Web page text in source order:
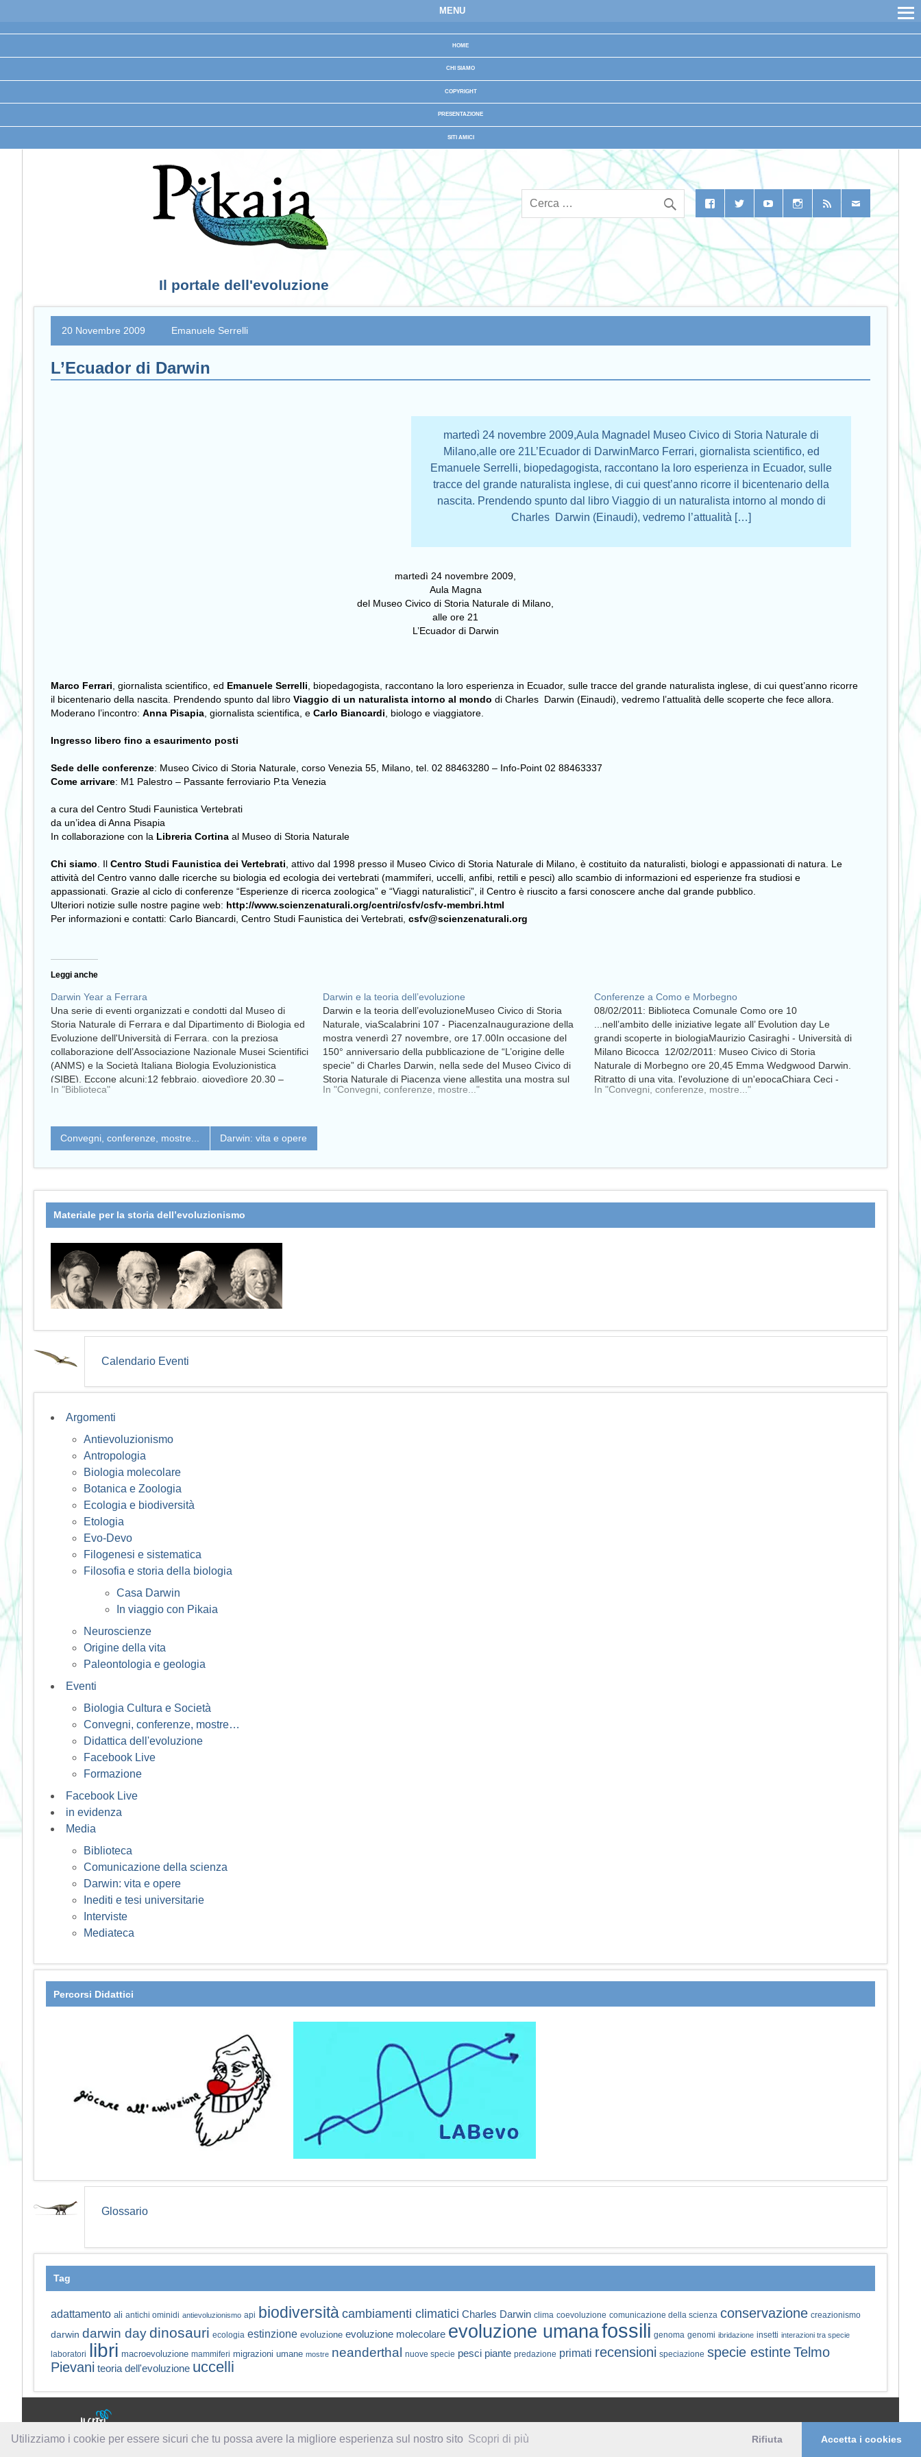
Utilizziamo i cookie per essere sicuri che tu possa avere la migliore esperienza sul nostro sito Scopri di più Rifiuta Accetta i cookies
MENU
HOME
CHI SIAMO
COPYRIGHT
PRESENTAZIONE
SITI AMICI
Il portale dell'evoluzione
20 Novembre 2009 Emanuele Serrelli
L’Ecuador di Darwin
martedì 24 novembre 2009,Aula Magnadel Museo Civico di Storia Naturale di
Milano,alle ore 21L’Ecuador di DarwinMarco Ferrari, giornalista scientifico, ed
Emanuele Serrelli, biopedagogista, raccontano la loro esperienza in Ecuador, sulle
tracce del grande naturalista inglese, di cui quest’anno ricorre il bicentenario della
nascita. Prendendo spunto dal libro Viaggio di un naturalista intorno al mondo di
Charles Darwin (Einaudi), vedremo l’attualità […]
martedì 24 novembre 2009,
Aula Magna
del Museo Civico di Storia Naturale di Milano,
alle ore 21
L’Ecuador di Darwin
Marco Ferrari , giornalista scientifico, ed Emanuele Serrelli , biopedagogista, raccontano la loro esperienza in Ecuador, sulle tracce del grande naturalista inglese, di cui quest’anno ricorre
il bicentenario della nascita. Prendendo spunto dal libro Viaggio di un naturalista intorno al mondo di Charles Darwin (Einaudi), vedremo l’attualità delle scoperte che fece allora.
Moderano l’incontro: Anna Pisapia , giornalista scientifica, e Carlo Biancardi , biologo e viaggiatore.
Ingresso libero fino a esaurimento posti
Sede delle conferenze: Museo Civico di Storia Naturale, corso Venezia 55, Milano, tel. 02 88463280 – Info-Point 02 88463337
Come arrivare: M1 Palestro – Passante ferroviario P.ta Venezia
a cura del Centro Studi Faunistica Vertebrati
da un’idea di Anna Pisapia
In collaborazione con la Libreria Cortina al Museo di Storia Naturale
Chi siamo . Il Centro Studi Faunistica dei Vertebrati , attivo dal 1998 presso il Museo Civico di Storia Naturale di Milano, è costituito da naturalisti, biologi e appassionati di natura. Le
attività del Centro vanno dalle ricerche su biologia ed ecologia dei vertebrati (mammiferi, uccelli, anfibi, rettili e pesci) allo scambio di informazioni ed esperienze fra studiosi e
appassionati. Grazie al ciclo di conferenze “Esperienze di ricerca zoologica” e “Viaggi naturalistici”, il Centro è riuscito a farsi conoscere anche dal grande pubblico.
Ulteriori notizie sulle nostre pagine web: http://www.scienzenaturali.org/centri/csfv/csfv-membri.html
Per informazioni e contatti: Carlo Biancardi, Centro Studi Faunistica dei Vertebrati, csfv@scienzenaturali.org
Leggi anche
Darwin Year a Ferrara
Una serie di eventi organizzati e condotti dal Museo di
Storia Naturale di Ferrara e dal Dipartimento di Biologia ed
Evoluzione dell'Università di Ferrara. con la preziosa
collaborazione dell’Associazione Nazionale Musei Scientifici
(ANMS) e la Società Italiana Biologia Evoluzionistica
(SIBE). Eccone alcuni:12 febbraio, giovedìore 20,30 –
Museo Civico di Storia…
In "Biblioteca"
Darwin e la teoria dell’evoluzione
Darwin e la teoria dell’evoluzioneMuseo Civico di Storia
Naturale, viaScalabrini 107 - PiacenzaInaugurazione della
mostra venerdì 27 novembre, ore 17.00In occasione del
150° anniversario della pubblicazione de “L’origine delle
specie” di Charles Darwin, nella sede del Museo Civico di
Storia Naturale di Piacenza viene allestita una mostra sul
tema “Darwin…
In "Convegni, conferenze, mostre..."
Conferenze a Como e Morbegno
08/02/2011: Biblioteca Comunale Como ore 10
...nell’ambito delle iniziative legate all’ Evolution day Le
grandi scoperte in biologiaMaurizio Casiraghi - Università di
Milano Bicocca 12/02/2011: Museo Civico di Storia
Naturale di Morbegno ore 20,45 Emma Wedgwood Darwin.
Ritratto di una vita, l'evoluzione di un'epocaChiara Ceci -
Naturalista e divulgratrice scientificaInformazioniIn
In "Convegni, conferenze, mostre..."
Convegni, conferenze, mostre... Darwin: vita e opere
Materiale per la storia dell’evoluzionismo
Calendario Eventi
Argomenti
Antievoluzionismo
Antropologia
Biologia molecolare
Botanica e Zoologia
Ecologia e biodiversità
Etologia
Evo-Devo
Filogenesi e sistematica
Filosofia e storia della biologia
Casa Darwin
In viaggio con Pikaia
Neuroscienze
Origine della vita
Paleontologia e geologia
Eventi
Biologia Cultura e Società
Convegni, conferenze, mostre…
Didattica dell'evoluzione
Facebook Live
Formazione
Facebook Live
in evidenza
Media
Biblioteca
Comunicazione della scienza
Darwin: vita e opere
Inediti e tesi universitarie
Interviste
Mediateca
Percorsi Didattici
Glossario
Tag
adattamento ali antichi ominidi antievoluzionismo api biodiversitàcambiamenti climatici Charles Darwin clima coevoluzione comunicazione della scienza conservazione creazionismo
darwin darwin daydinosauri ecologia estinzione evoluzione evoluzione molecolare evoluzione umanafossili genoma genomi ibridazione insetti interazioni tra specie
laboratori libri macroevoluzione mammiferi migrazioni umane mostre neanderthal nuove specie pesci piante predazione primati recensioni speciazione specie estinteTelmo
Pievani teoria dell'evoluzione uccelli